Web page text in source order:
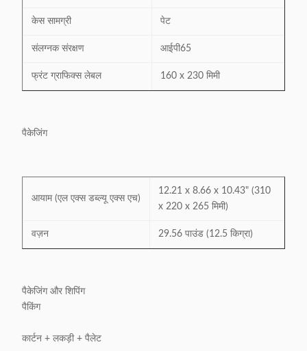
केस सामग्री पेट
संलग्नक संरक्षण आईपी65
फ्रंट ग्राफिक्स लेबल 160 x 230 मिमी
पैकेजिंग
आयाम (एल एक्स डब्ल्यू एक्स एच)
12.21 x 8.66 x 10.43" (310
x 220 x 265 मिमी)
वज़न 29.56 पाउंड (12.5 किग्रा)
पैकेजिंग और शिपिंग
पैकिंग
कार्टन + लकड़ी + पैलेट